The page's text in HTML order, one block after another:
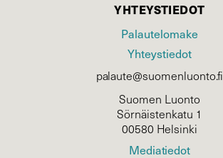
YHTEYSTIEDOT
Palautelomake
Yhteystiedot
palaute@suomenluonto.fi
Suomen Luonto
Sörnäistenkatu 1
00580 Helsinki
Mediatiedot